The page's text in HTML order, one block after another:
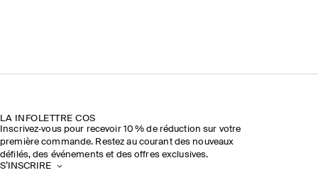
LA INFOLETTRE COS
Inscrivez‑vous pour recevoir 10 % de réduction sur votre
première commande. Restez au courant des nouveaux
défilés, des événements et des offres exclusives.
S’INSCRIRE